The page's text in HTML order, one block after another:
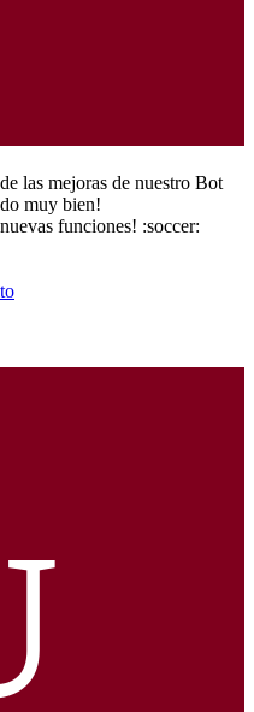
las mejoras de nuestro Bot
muy bien!
funciones! :soccer: